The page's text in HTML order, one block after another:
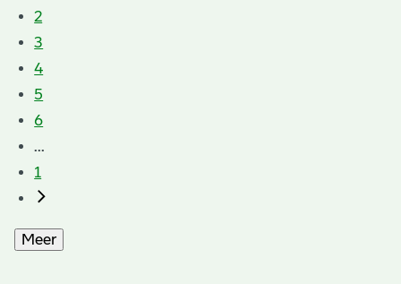
2
3
4
5
6
...
1
Meer